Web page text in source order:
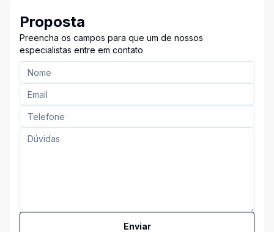
Proposta
Preencha os campos para que um de nossos
especialistas entre em contato
Enviar